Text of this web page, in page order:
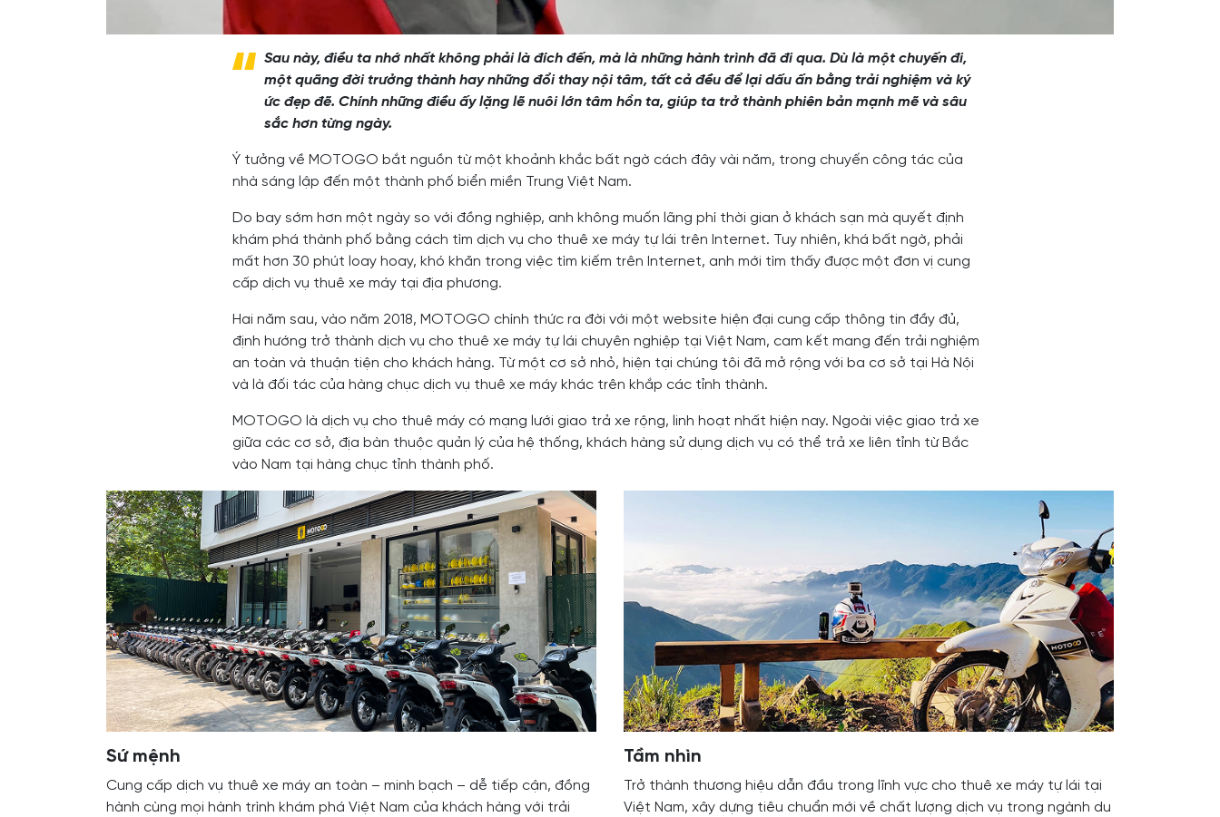
Sau này, điều ta nhớ nhất không phải là đích đến, mà là những hành trình đã đi qua. Dù là một chuyến đi,
một quãng đời trưởng thành hay những đổi thay nội tâm, tất cả đều để lại dấu ấn bằng trải nghiệm và ký
ức đẹp đẽ. Chính những điều ấy lặng lẽ nuôi lớn tâm hồn ta, giúp ta trở thành phiên bản mạnh mẽ và sâu
sắc hơn từng ngày.
Ý tưởng về MOTOGO bắt nguồn từ một khoảnh khắc bất ngờ cách đây vài năm, trong chuyến công tác của
nhà sáng lập đến một thành phố biển miền Trung Việt Nam.
Do bay sớm hơn một ngày so với đồng nghiệp, anh không muốn lãng phí thời gian ở khách sạn mà quyết định
khám phá thành phố bằng cách tìm dịch vụ cho thuê xe máy tự lái trên Internet. Tuy nhiên, khá bất ngờ, phải
mất hơn 30 phút loay hoay, khó khăn trong việc tìm kiếm trên Internet, anh mới tìm thấy được một đơn vị cung
cấp dịch vụ thuê xe máy tại địa phương.
Hai năm sau, vào năm 2018, MOTOGO chính thức ra đời với một website hiện đại cung cấp thông tin đầy đủ,
định hướng trở thành dịch vụ cho thuê xe máy tự lái chuyên nghiệp tại Việt Nam, cam kết mang đến trải nghiệm
an toàn và thuận tiện cho khách hàng. Từ một cơ sở nhỏ, hiện tại chúng tôi đã mở rộng với ba cơ sở tại Hà Nội
và là đối tác của hàng chục dịch vụ thuê xe máy khác trên khắp các tỉnh thành.
MOTOGO là dịch vụ cho thuê máy có mạng lưới giao trả xe rộng, linh hoạt nhất hiện nay. Ngoài việc giao trả xe
giữa các cơ sở, địa bàn thuộc quản lý của hệ thống, khách hàng sử dụng dịch vụ có thể trả xe liên tỉnh từ Bắc
vào Nam tại hàng chục tỉnh thành phố.
Sứ mệnh
Cung cấp dịch vụ thuê xe máy an toàn – minh bạch – dễ tiếp cận, đồng
hành cùng mọi hành trình khám phá Việt Nam của khách hàng với trải
Tầm nhìn
Trở thành thương hiệu dẫn đầu trong lĩnh vực cho thuê xe máy tự lái tại
Việt Nam, xây dựng tiêu chuẩn mới về chất lượng dịch vụ trong ngành du